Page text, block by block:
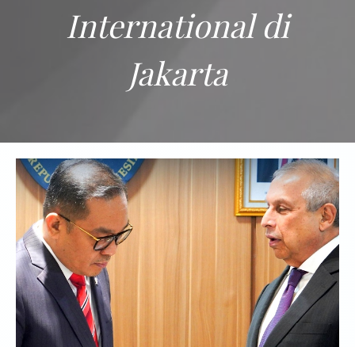
International di
Jakarta